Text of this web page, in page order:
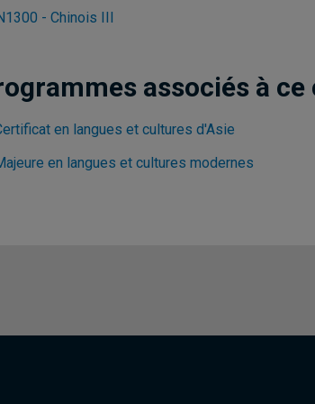
- Chinois III
associés à ce
en langues et cultures d'Asie
en langues et cultures modernes